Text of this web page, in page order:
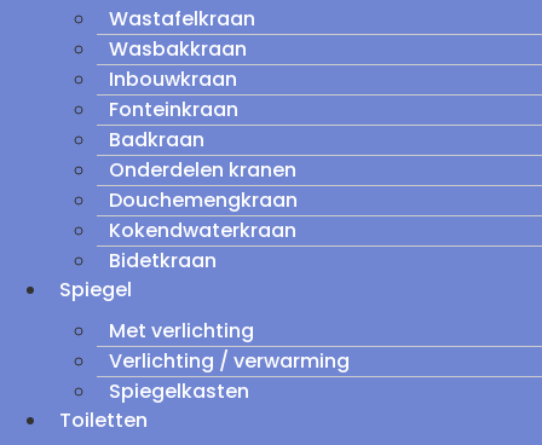
Wastafelkraan
Wasbakkraan
Inbouwkraan
Fonteinkraan
Badkraan
Onderdelen kranen
Douchemengkraan
Kokendwaterkraan
Bidetkraan
Spiegel
Met verlichting
Verlichting / verwarming
Spiegelkasten
Toiletten